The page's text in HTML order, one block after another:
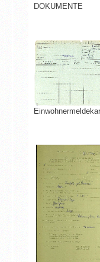
DOKUMENTE